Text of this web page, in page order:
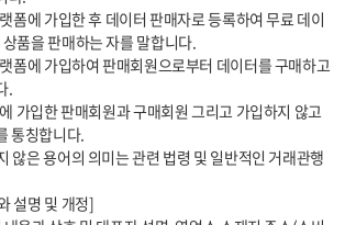
품을 판매하는 자를 말합니다.
.
통칭합니다.
설명 및 개정]